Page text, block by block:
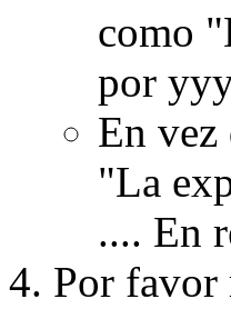
como
por
En
"La
.... En
Por favor